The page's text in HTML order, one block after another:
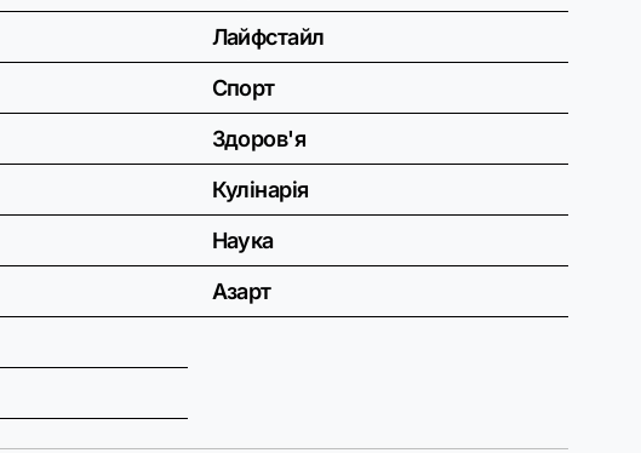
Лайфстайл
Спорт
Здоров'я
Кулінарія
Наука
Азарт